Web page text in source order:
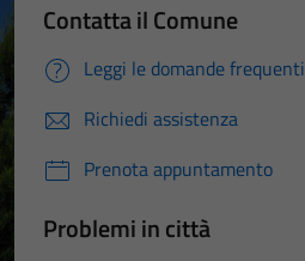
Contatta il Comune
Leggi le domande frequenti
Richiedi assistenza
Prenota appuntamento
Problemi in città